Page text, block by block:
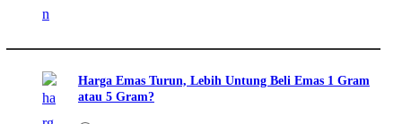
Harga Emas Turun, Lebih Untung Beli Emas 1 Gram
atau 5 Gram?